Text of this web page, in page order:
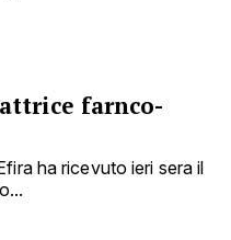
farnco-
ha ricevuto ieri sera il